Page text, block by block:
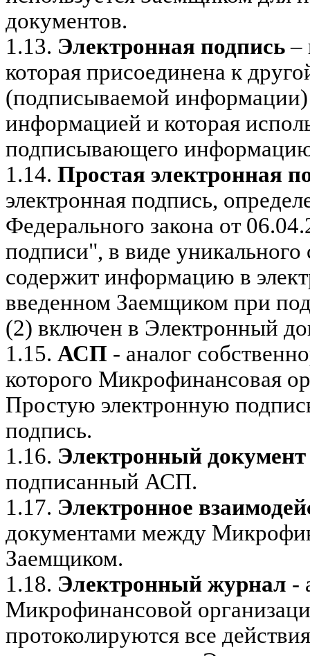
документов.
1.13. Электронная подпись–
которая присоединена к
(подписываемой информации)
информацией и которая
подписывающего
1.14. Простая электронная
электронная подпись,
Федерального закона от
подписи", в виде
содержит информацию в
введенном Заемщиком при
(2) включен в Электронный
1.15. АСП - аналог
которого Микрофинансовая
Простую электронную
подпись.
1.16. Электронный документ
подписанный АСП.
1.17. Электронное
документами между
Заемщиком.
1.18. Электронный журнал -
Микрофинансовой
протоколируются все